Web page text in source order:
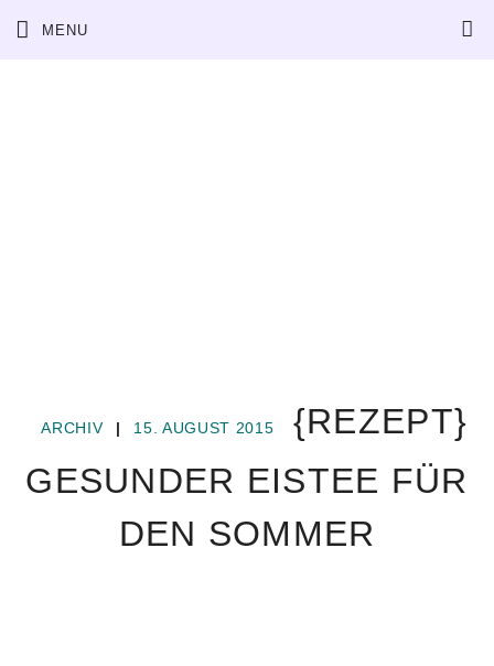
MENU
ARCHIV 15. AUGUST 2015
{REZEPT}
GESUNDER EISTEE FÜR
DEN SOMMER